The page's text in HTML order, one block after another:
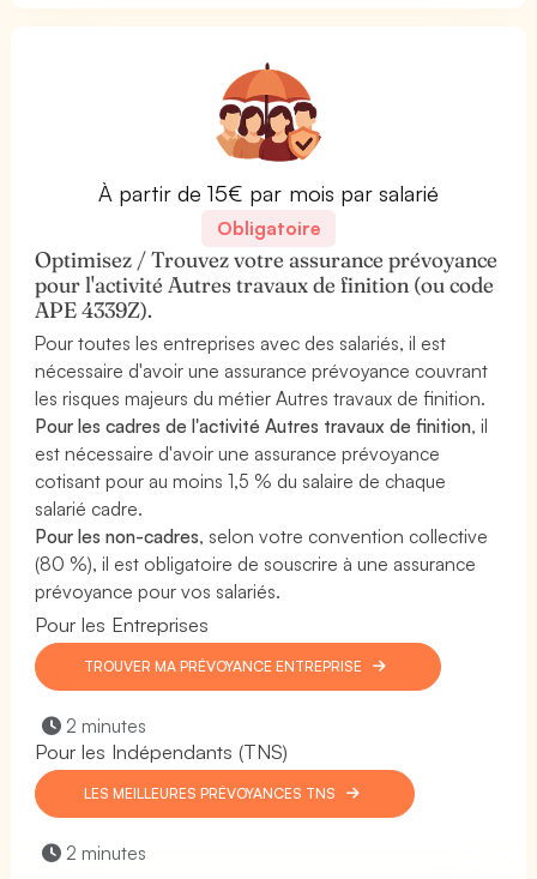
À partir de 15€ par mois par salarié
Obligatoire
Optimisez / Trouvez votre assurance prévoyance
pour l'activité Autres travaux de finition (ou code
APE 4339Z).
Pour toutes les entreprises avec des salariés, il est
nécessaire d'avoir une assurance prévoyance couvrant
les risques majeurs du métier Autres travaux de finition.
Pour les cadres de l'activité Autres travaux de finition, il
est nécessaire d'avoir une assurance prévoyance
cotisant pour au moins 1,5 % du salaire de chaque
salarié cadre.
Pour les non-cadres, selon votre convention collective
(80 %), il est obligatoire de souscrire à une assurance
prévoyance pour vos salariés.
Pour les Entreprises
TROUVER MA PRÉVOYANCE ENTREPRISE
2 minutes
Pour les Indépendants (TNS)
LES MEILLEURES PRÉVOYANCES TNS
2 minutes